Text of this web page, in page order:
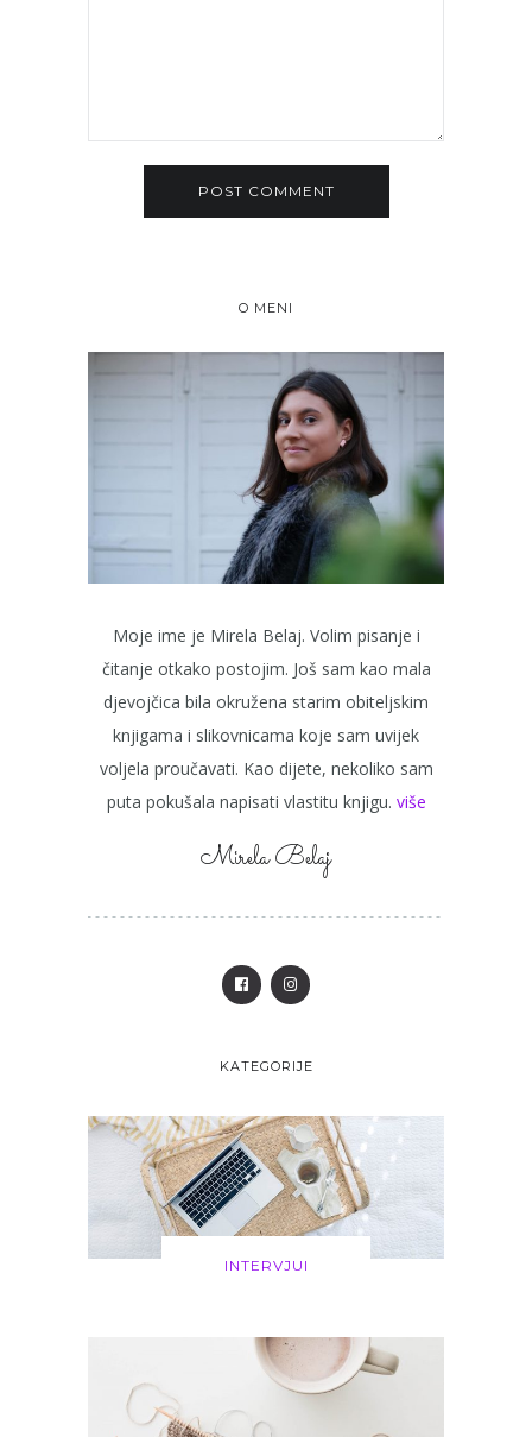
O MENI
Moje ime je Mirela Belaj. Volim pisanje i
čitanje otkako postojim. Još sam kao mala
djevojčica bila okružena starim obiteljskim
knjigama i slikovnicama koje sam uvijek
voljela proučavati. Kao dijete, nekoliko sam
puta pokušala napisati vlastitu knjigu. više
Mirela Belaj
KATEGORIJE
INTERVJUI